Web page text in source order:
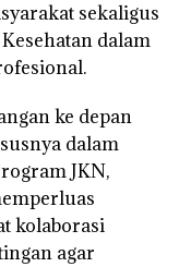
sekaligus
dalam
ke depan
dalam
JKN,
kolaborasi
agar